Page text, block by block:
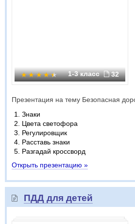
1-3 класс 32
Презентация на тему Безопасная
Знаки
Цвета светофора
Регулировщик
Расставь знаки
Разгадай кроссворд
Открыть презентацию »
ПДД для детей